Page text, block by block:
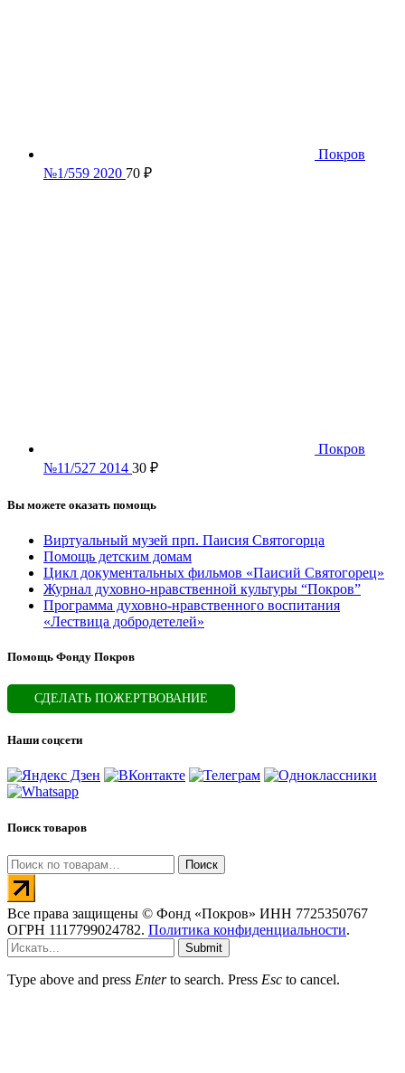
Покров
№1/559 2020 70 ₽
Покров
№11/527 2014 30 ₽
Вы можете оказать помощь
Виртуальный музей прп. Паисия Святогорца
Помощь детским домам
Цикл документальных фильмов «Паисий Святогорец»
Журнал духовно-нравственной культуры “Покров”
Программа духовно-нравственного воспитания
«Лествица добродетелей»
Помощь Фонду Покров
СДЕЛАТЬ ПОЖЕРТВОВАНИЕ
Наши соцсети
Поиск товаров
Искать: Поиск
Все права защищены © Фонд «Покров» ИНН 7725350767
ОГРН 1117799024782. Политика конфиденциальности.
Submit
Type above and press Enterto search. Press Esc to cancel.